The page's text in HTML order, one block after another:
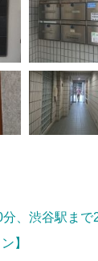
、渋谷駅まで
】